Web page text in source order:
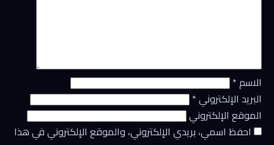
الاسم*
البريد الإلكتروني*
الموقع الإلكتروني
احفظ اسمي، بريدي الإلكتروني، والموقع الإلكتروني في هذا